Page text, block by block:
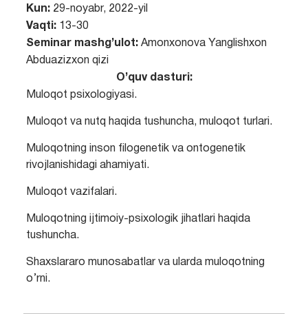
Kun: 29-noyabr, 2022-yil
Vaqti: 13-30
Seminar mashg’ulot: Amonxonova Yanglishxon
Abduazizxon qizi
O’quv dasturi:
Muloqot psixologiyasi.
Muloqot va nutq haqida tushuncha, muloqot turlari.
Muloqotning inson filogenetik va ontogenetik
rivojlanishidagi ahamiyati.
Muloqot vazifalari.
Muloqotning ijtimoiy-psixologik jihatlari haqida
tushuncha.
Shaxslararo munosabatlar va ularda muloqotning
o’rni.